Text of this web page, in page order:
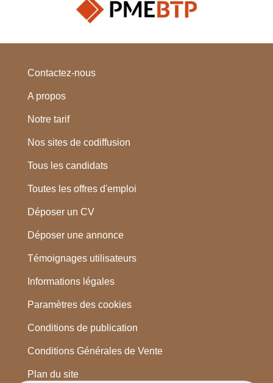
Contactez-nous
A propos
Notre tarif
Nos sites de codiffusion
Tous les candidats
Toutes les offres d'emploi
Déposer un CV
Déposer une annonce
Témoignages utilisateurs
Informations légales
Paramètres des cookies
Conditions de publication
Conditions Générales de Vente
Plan du site